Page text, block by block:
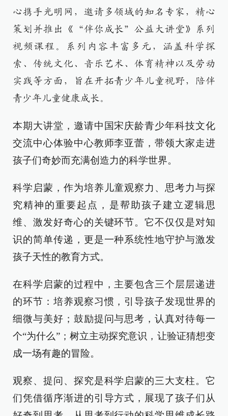
心携手光明网，邀请多领域的知名专家，精心
策划并推出《“伴你成长”公益大讲堂》系列
视频课程。系列内容丰富多元，涵盖科学探
索、传统文化、音乐艺术、体育精神以及劳动
实践等方面，旨在开拓青少年儿童视野，陪伴
青少年儿童健康成长。
本期大讲堂，邀请中国宋庆龄青少年科技文化
交流中心体验中心教师李亚蕾，带领大家走进
孩子们奇妙而充满创造力的科学世界。
科学启蒙，作为培养儿童观察力、思考力与探
究精神的重要起点，是帮助孩子建立逻辑思
维、激发好奇心的关键环节。它不仅仅是对知
识的简单传递，更是一种系统性地守护与激发
孩子天性的教育方式。
在科学启蒙的过程中，主要包含三个层层递进
的环节：培养观察习惯，引导孩子发现世界的
细微与美好；鼓励提问与思考，认真对待每一
个“为什么”；树立主动探究意识，让验证猜想变
成一场有趣的冒险。
观察、提问、探究是科学启蒙的三大支柱。它
们凭借循序渐进的引导方式，展现了孩子们从